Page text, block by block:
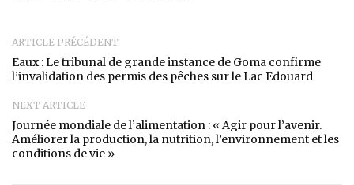
ARTICLE PRÉCÉDENT
Eaux : Le tribunal de grande instance de Goma confirme
l’invalidation des permis des pêches sur le Lac Edouard
NEXT ARTICLE
Journée mondiale de l’alimentation : « Agir pour l’avenir.
Améliorer la production, la nutrition, l’environnement et les
conditions de vie »